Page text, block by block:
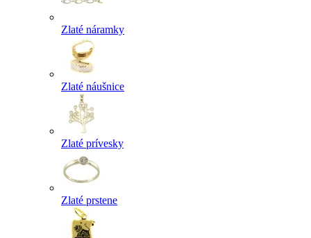
Zlaté náramky
Zlaté náušnice
Zlaté prívesky
Zlaté prstene